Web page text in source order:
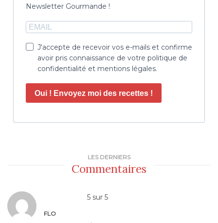
Newsletter Gourmande !
J'accepte de recevoir vos e-mails et confirme
avoir pris connaissance de votre politique de
confidentialité et mentions légales.
Oui ! Envoyez moi des recettes !
LES DERNIERS
Commentaires
5 sur 5
FLO